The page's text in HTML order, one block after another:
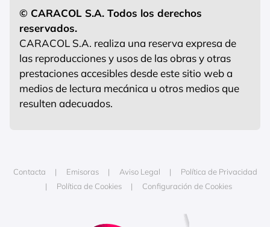
© CARACOL S.A. Todos los derechos
reservados.
CARACOL S.A. realiza una reserva expresa de
las reproducciones y usos de las obras y otras
prestaciones accesibles desde este sitio web a
medios de lectura mecánica u otros medios que
resulten adecuados.
Contacta Emisoras Aviso Legal
Política de Privacidad
Política de Cookies
Configuración de Cookies